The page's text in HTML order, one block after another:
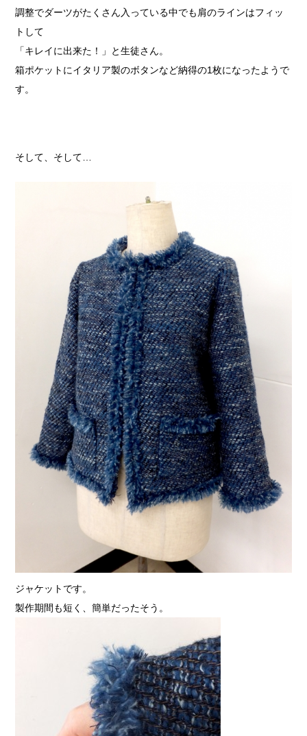
調整でダーツがたくさん入っている中でも肩のラインはフィッ
トして
「キレイに出来た！」と生徒さん。
箱ポケットにイタリア製のボタンなど納得の1枚になったようで
す。
そして、そして…
ジャケットです。
製作期間も短く、簡単だったそう。